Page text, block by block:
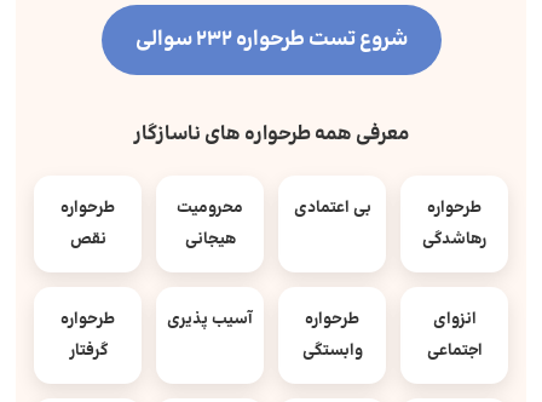
شروع تست طرحواره 232 سوالی
معرفی همه طرحواره های ناسازگار
طرحواره
رهاشدگی
بی اعتمادی
محرومیت
هیجانی
طرحواره
نقص
انزوای
اجتماعی
طرحواره
وابستگی
آسیب پذیری
طرحواره
گرفتار